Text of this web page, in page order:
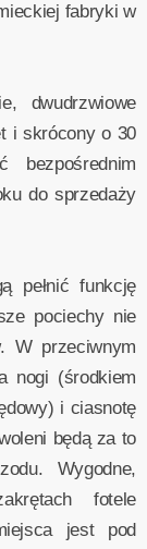
fabryki w
dwudrzwiowe
i skrócony o 30
do sprzedaży
pełnić funkcję
pociechy nie
W przeciwnym
nogi (środkiem
i ciasnotę
będą za to
Wygodne,
fotele
jest pod